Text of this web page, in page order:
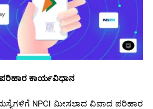
ಕಾರ್ಯವಿಧಾನ
NPCI ಮೀಸಲಾದ ವಿವಾದ ಪರಿಹಾರ